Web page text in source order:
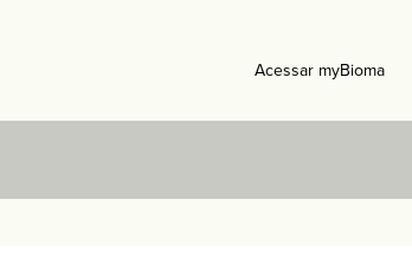
Acessar myBioma